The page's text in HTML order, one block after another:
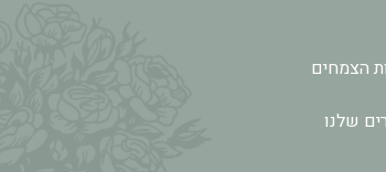
הצמחים
שלנו